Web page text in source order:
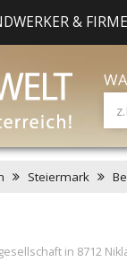
&
Steiermark
in 8712